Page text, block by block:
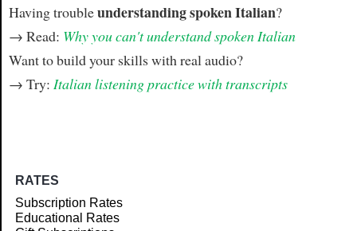
Having troubleunderstanding spoken Italian?
→ Read: Why you can't understand spoken Italian
Want to build your skills with real audio?
→ Try: Italian listening practice with transcripts
RATES
Subscription Rates
Educational Rates